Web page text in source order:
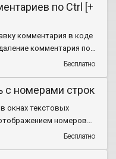
по Ctrl [+
комментария в коде
Бесплатно
с номерами строк
окнах текстовых
номеров
Бесплатно